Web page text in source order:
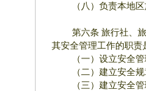
（八）负责本地区
第六条 旅行社、旅
其安全管理工作的职责
（一）设立安全管
（二）建立安全规
（三）建立安全管理